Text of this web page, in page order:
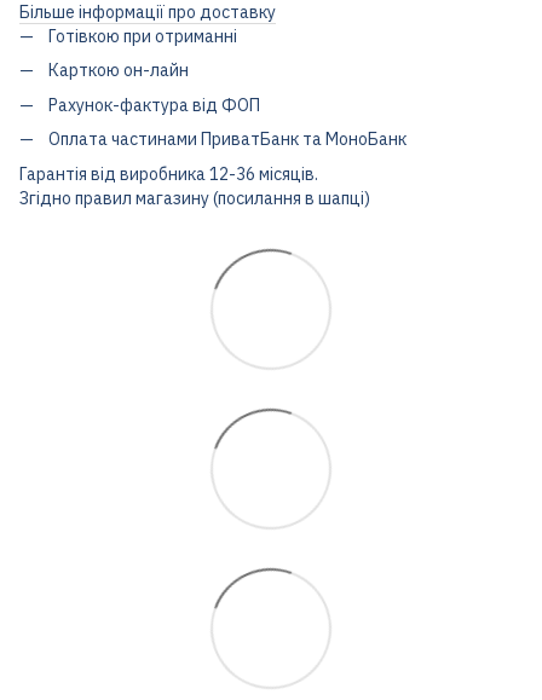
Більше інформації про доставку
Готівкою при отриманні
Карткою он-лайн
Рахунок-фактура від ФОП
Оплата частинами ПриватБанк та МоноБанк
Гарантія від виробника 12-36 місяців.
Згідно правил магазину (посилання в шапці)